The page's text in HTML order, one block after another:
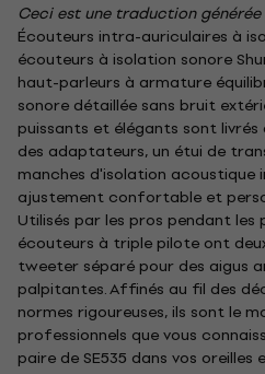
Ceci est une traduction
Écouteurs intra-auriculaires à
écouteurs à isolation sonore
haut-parleurs à armature
sonore détaillée sans bruit
puissants et élégants sont
des adaptateurs, un étui de
manches d'isolation acoustique
ajustement confortable et
Utilisés par les pros pendant
écouteurs à triple pilote ont
tweeter séparé pour des aigus
palpitantes. Affinés au fil des
normes rigoureuses, ils sont le
professionnels que vous
paire de SE535 dans vos